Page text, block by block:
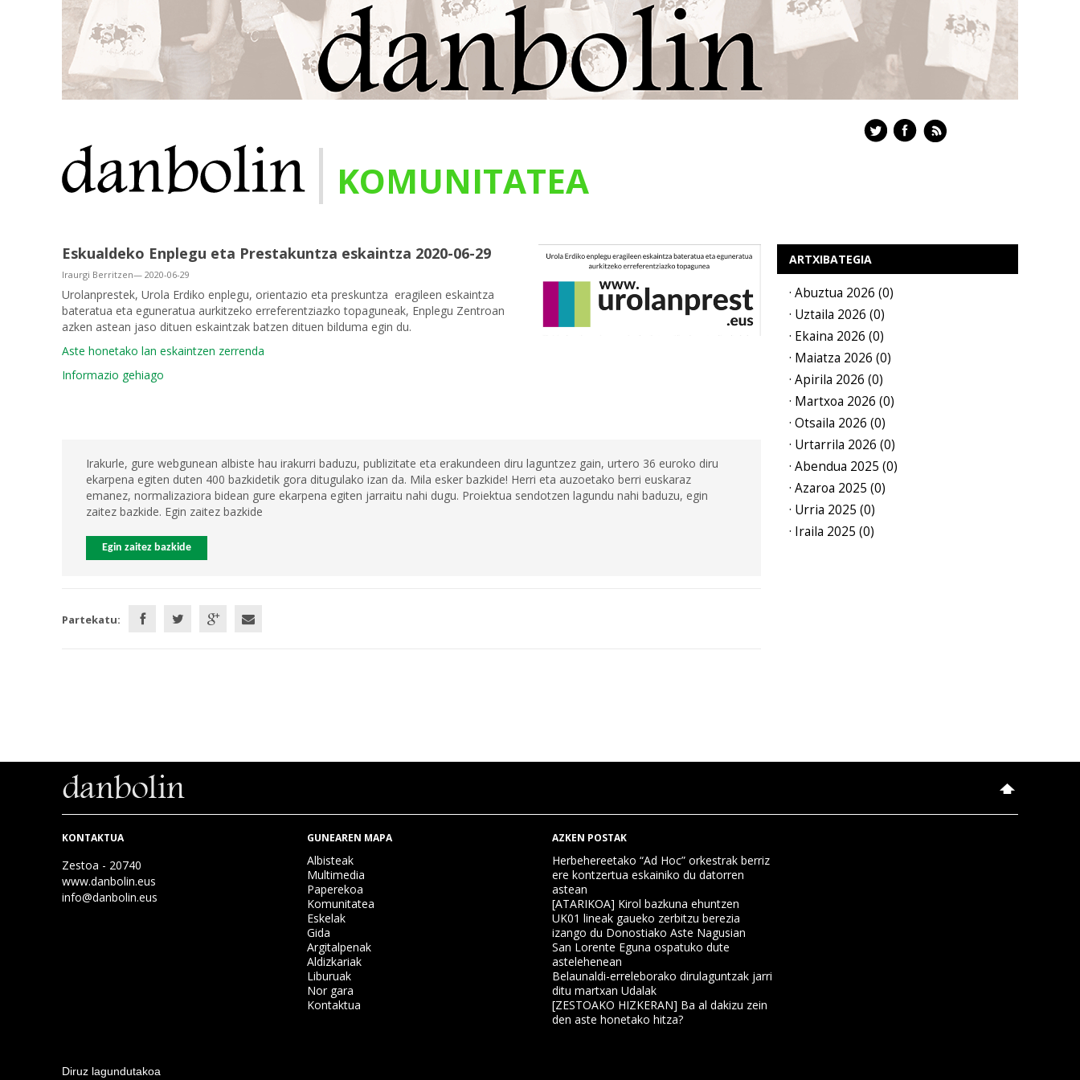
KOMUNITATEA
|
Eskualdeko Enplegu eta Prestakuntza eskaintza 2020-06-29
Iraurgi Berritzen— 2020-06-29
Urolanprestek, Urola Erdiko enplegu, orientazio eta preskuntza eragileen eskaintza
bateratua eta eguneratua aurkitzeko erreferentziazko topaguneak, Enplegu Zentroan
azken astean jaso dituen eskaintzak batzen dituen bilduma egin du.
Aste honetako lan eskaintzen zerrenda
Informazio gehiago
Irakurle, gure webgunean albiste hau irakurri baduzu, publizitate eta erakundeen diru laguntzez gain, urtero 36 euroko diru
ekarpena egiten duten 400 bazkidetik gora ditugulako izan da. Mila esker bazkide! Herri eta auzoetako berri euskaraz
emanez, normalizaziora bidean gure ekarpena egiten jarraitu nahi dugu. Proiektua sendotzen lagundu nahi baduzu, egin
zaitez bazkide. Egin zaitez bazkide
Egin zaitez bazkide
Partekatu:
ARTXIBATEGIA
· Abuztua 2026 (0)
· Uztaila 2026 (0)
· Ekaina 2026 (0)
· Maiatza 2026 (0)
· Apirila 2026 (0)
· Martxoa 2026 (0)
· Otsaila 2026 (0)
· Urtarrila 2026 (0)
· Abendua 2025 (0)
· Azaroa 2025 (0)
· Urria 2025 (0)
· Iraila 2025 (0)
KONTAKTUA
Zestoa - 20740
www.danbolin.eus
info@danbolin.eus
GUNEAREN MAPA
Albisteak
Multimedia
Paperekoa
Komunitatea
Eskelak
Gida
Argitalpenak
Aldizkariak
Liburuak
Nor gara
Kontaktua
AZKEN POSTAK
Herbehereetako “Ad Hoc” orkestrak berriz
ere kontzertua eskainiko du datorren
astean
[ATARIKOA] Kirol bazkuna ehuntzen
UK01 lineak gaueko zerbitzu berezia
izango du Donostiako Aste Nagusian
San Lorente Eguna ospatuko dute
astelehenean
Belaunaldi-erreleborako dirulaguntzak jarri
ditu martxan Udalak
[ZESTOAKO HIZKERAN] Ba al dakizu zein
den aste honetako hitza?
Diruz lagundutakoa